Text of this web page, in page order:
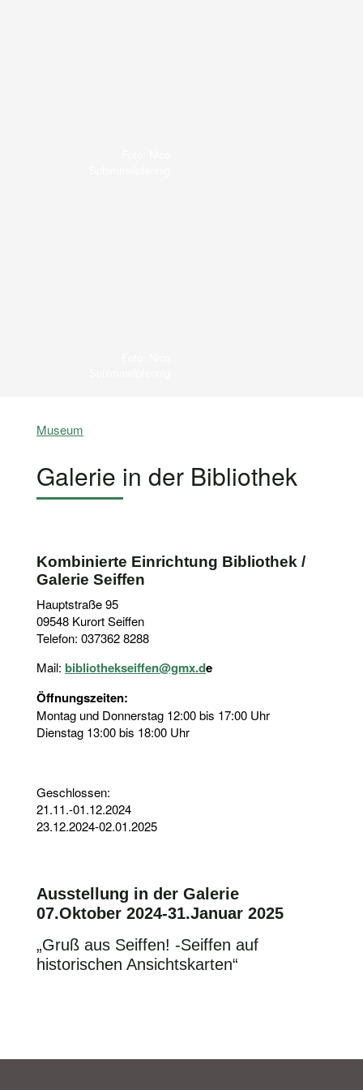
Museum
Galerie in der Bibliothek
Kombinierte Einrichtung Bibliothek /
Galerie Seiffen
Hauptstraße 95
09548 Kurort Seiffen
Telefon: 037362 8288
Mail: bibliothekseiffen@gmx.de
Öffnungszeiten:
Montag und Donnerstag 12:00 bis 17:00 Uhr
Dienstag 13:00 bis 18:00 Uhr
Geschlossen:
21.11.-01.12.2024
23.12.2024-02.01.2025
Ausstellung in der Galerie
07.Oktober 2024-31.Januar 2025
„Gruß aus Seiffen! -Seiffen auf
historischen Ansichtskarten“